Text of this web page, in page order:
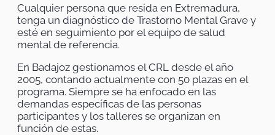
Cualquier persona que resida en Extremadura,
tenga un diagnóstico de Trastorno Mental Grave y
esté en seguimiento por el equipo de salud
mental de referencia.
En Badajoz gestionamos el CRL desde el año
2005, contando actualmente con 50 plazas en el
programa. Siempre se ha enfocado en las
demandas específicas de las personas
participantes y los talleres se organizan en
función de estas.